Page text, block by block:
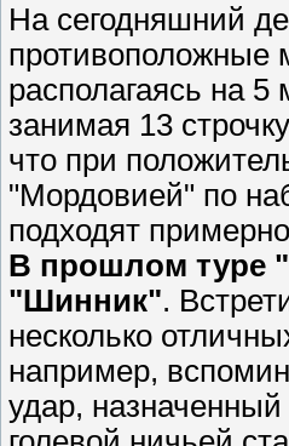
На сегодняшний
противоположные
располагаясь на 5
занимая 13
что при
"Мордовией" по
подходят
В прошлом туре
"Шинник".
несколько
например,
удар,